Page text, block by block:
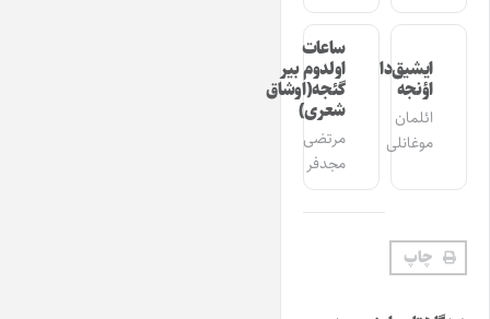
ایشیق‌دان
اؤنجه
ائلمان
موغانلی
ساعات
اولدوم بیر
گئجه(اوشاق
شعری)
مرتضی
مجدفر
چاپ